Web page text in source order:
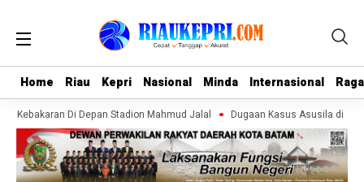
Home Riau Kepri Nasional Minda Internasional
Home Riau Kepri Nasional Minda Internasional
Kebakaran Di Depan Stadion Mahmud Jalal Dugaan Kasus Asusila di SMP